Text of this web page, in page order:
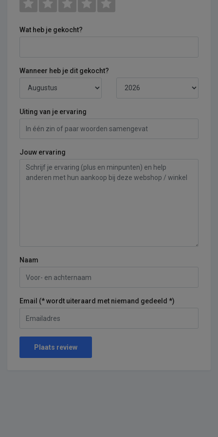
Wat heb je gekocht?
Wanneer heb je dit gekocht?
Uiting van je ervaring
Jouw ervaring
Naam
Email (* wordt uiteraard met niemand gedeeld *)
Plaats review